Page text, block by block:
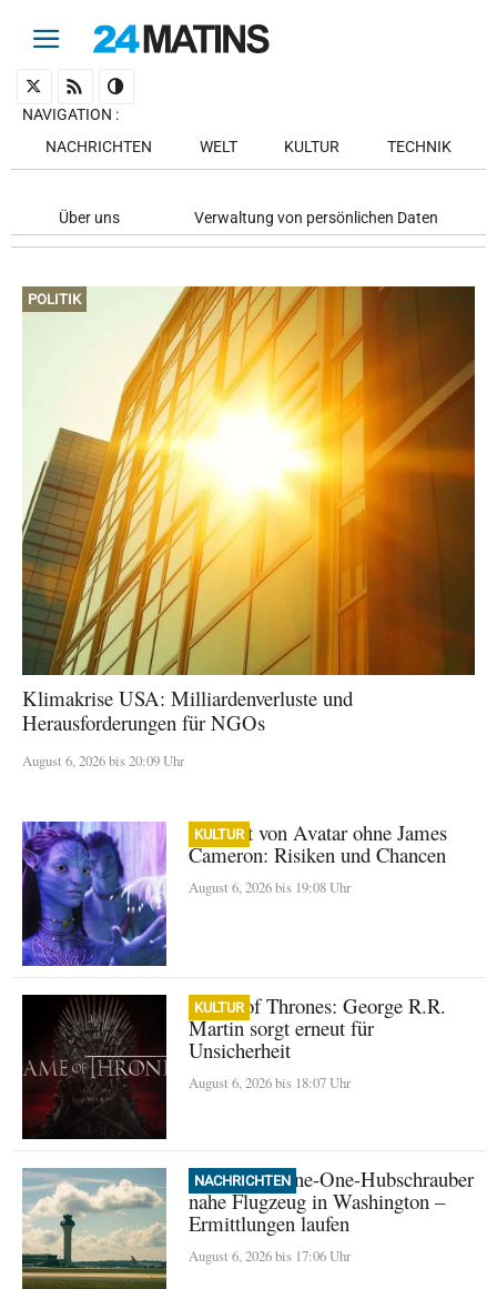
NAVIGATION :
NACHRICHTEN
WELT KULTUR TECHNIK
Über uns Verwaltung von persönlichen Daten
POLITIK
Klimakrise USA: Milliardenverluste und
Herausforderungen für NGOs
August 6, 2026 bis 20:09 Uhr
KULTUR
Zukunft von Avatar ohne James
Cameron: Risiken und Chancen
August 6, 2026 bis 19:08 Uhr
KULTUR
Game of Thrones: George R.R.
Martin sorgt erneut für
Unsicherheit
August 6, 2026 bis 18:07 Uhr
NACHRICHTEN
Trump: Marine-One-Hubschrauber
nahe Flugzeug in Washington –
Ermittlungen laufen
August 6, 2026 bis 17:06 Uhr